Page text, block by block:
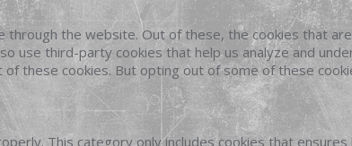
the website. Out of these, the cookies that
use third-party cookies that help us analyze and
these cookies. But opting out of some of these
This category only includes cookies that